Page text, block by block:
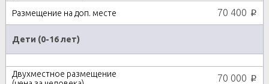
70 400 p
Дети (0-16 лет)
70 000 p